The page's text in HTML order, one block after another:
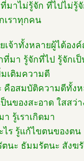
มาไม่รู้จัก ที่ไปไม่รู้
เราทุกคน
เจ้าทั้งหลายผู้ได้อง
มา รู้จักที่ไป รู้จักเป็
เติมความดี
คือสมบัติความดีทั้งห
นของสะอาด ใสสว่า
รู้เราเกิดมา
ไร รู้แก้ไขตนของตน
ตนะ ธัมมรัตนะ สังฆ